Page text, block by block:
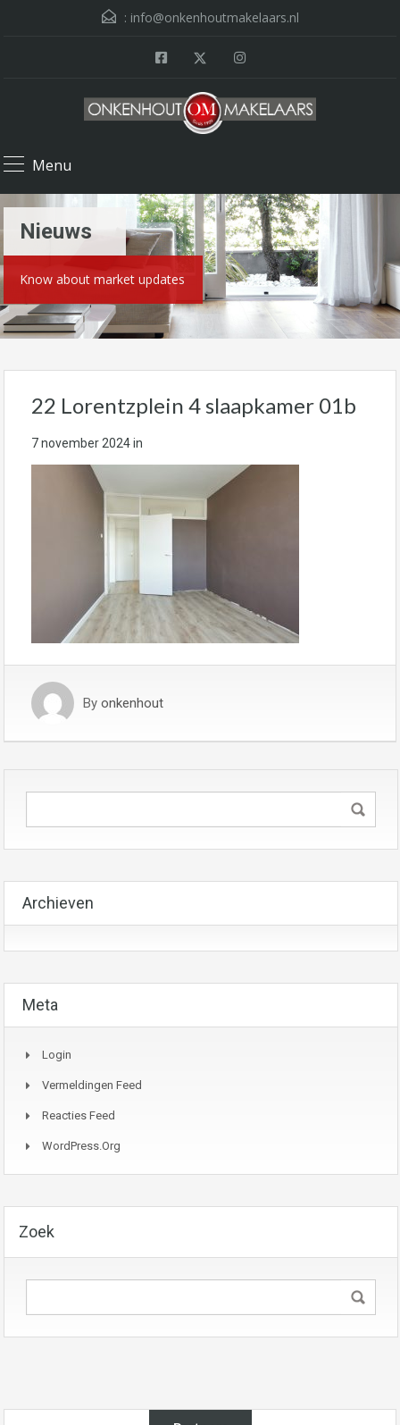
: info@onkenhoutmakelaars.nl
Menu
Nieuws
Know about market updates
22 Lorentzplein 4 slaapkamer 01b
7 november 2024in
By onkenhout
Archieven
Meta
Login
Vermeldingen Feed
Reacties Feed
WordPress.org
Zoek